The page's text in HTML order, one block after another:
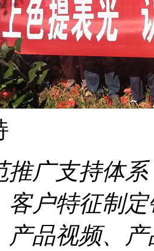
推广支持体
客户特征制
产品视频、